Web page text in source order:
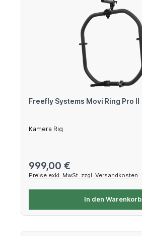
Freefly Systems Movi Ring Pro II
Kamera Rig
Regulärer Preis:
999,00 €
Preise exkl. MwSt. zzgl. Versandkosten
In den Warenkorb